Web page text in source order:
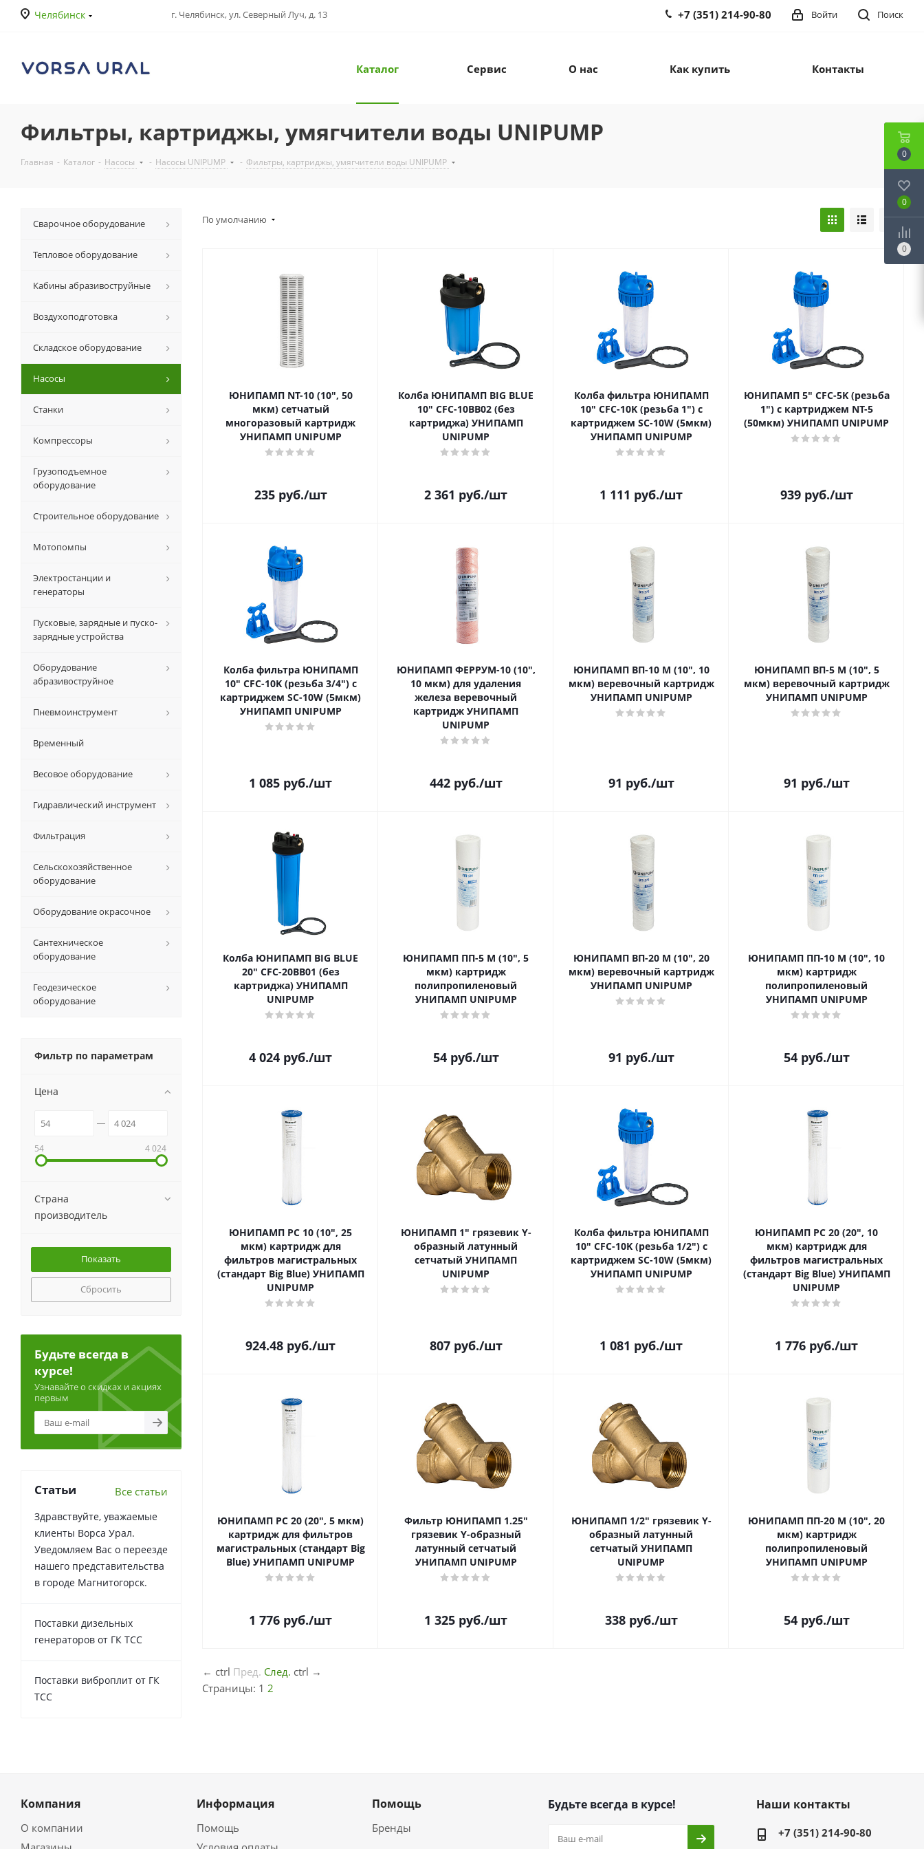
Челябинск г. Челябинск, ул. Северный Луч, д. 13 Поиск
Войти
+7 (351) 214-90-80
Каталог Сервис О нас Как купить Контакты
Фильтры, картриджы, умягчители воды UNIPUMP
Главная - Каталог - Насосы - Насосы UNIPUMP - Фильтры, картриджы, умягчители воды UNIPUMP
По умолчанию
ЮНИПАМП NT-10 (10", 50
мкм) сетчатый
многоразовый картридж
УНИПАМП UNIPUMP
235руб./шт
Колба ЮНИПАМП BIG BLUE
10" CFC-10BB02 (без
картриджа) УНИПАМП
UNIPUMP
2 361 руб./шт
Колба фильтра ЮНИПАМП
10" CFC-10K (резьба 1") с
картриджем SC-10W (5мкм)
УНИПАМП UNIPUMP
1 111 руб./шт
ЮНИПАМП 5" CFC-5K (резьба
1") с картриджем NT-5
(50мкм) УНИПАМП UNIPUMP
939руб./шт
Колба фильтра ЮНИПАМП
10" CFC-10K (резьба 3/4") с
картриджем SC-10W (5мкм)
УНИПАМП UNIPUMP
1 085 руб./шт
ЮНИПАМП ФЕРРУМ-10 (10",
10 мкм) для удаления
железа веревочный
картридж УНИПАМП
UNIPUMP
442руб./шт
ЮНИПАМП ВП-10 М (10", 10
мкм) веревочный картридж
УНИПАМП UNIPUMP
91 руб./шт
ЮНИПАМП ВП-5 М (10", 5
мкм) веревочный картридж
УНИПАМП UNIPUMP
91 руб./шт
Колба ЮНИПАМП BIG BLUE
20" CFC-20BB01 (без
картриджа) УНИПАМП
UNIPUMP
4 024 руб./шт
ЮНИПАМП ПП-5 М (10", 5
мкм) картридж
полипропиленовый
УНИПАМП UNIPUMP
54руб./шт
ЮНИПАМП ВП-20 М (10", 20
мкм) веревочный картридж
УНИПАМП UNIPUMP
91 руб./шт
ЮНИПАМП ПП-10 М (10", 10
мкм) картридж
полипропиленовый
УНИПАМП UNIPUMP
54руб./шт
ЮНИПАМП PC 10 (10", 25
мкм) картридж для
фильтров магистральных
(стандарт Big Blue) УНИПАМП
UNIPUMP
924.48 руб./шт
ЮНИПАМП 1" грязевик Y-
образный латунный
сетчатый УНИПАМП
UNIPUMP
807руб./шт
Колба фильтра ЮНИПАМП
10" CFC-10K (резьба 1/2") с
картриджем SC-10W (5мкм)
УНИПАМП UNIPUMP
1 081 руб./шт
ЮНИПАМП PC 20 (20", 10
мкм) картридж для
фильтров магистральных
(стандарт Big Blue) УНИПАМП
UNIPUMP
1 776 руб./шт
ЮНИПАМП PC 20 (20", 5 мкм)
картридж для фильтров
магистральных (стандарт Big
Blue) УНИПАМП UNIPUMP
1 776 руб./шт
Фильтр ЮНИПАМП 1.25"
грязевик Y-образный
латунный сетчатый
УНИПАМП UNIPUMP
1 325 руб./шт
ЮНИПАМП 1/2" грязевик Y-
образный латунный
сетчатый УНИПАМП
UNIPUMP
338руб./шт
ЮНИПАМП ПП-20 М (10", 20
мкм) картридж
полипропиленовый
УНИПАМП UNIPUMP
54руб./шт
← ctrl Пред. След. ctrl →
Страницы: 1 2
Сварочное оборудование
Тепловое оборудование
Кабины абразивоструйные
Воздухоподготовка
Складское оборудование
Насосы
Станки
Компрессоры
Грузоподъемное
оборудование
Строительное оборудование
Мотопомпы
Электростанции и
генераторы
Пусковые, зарядные и пуско-
зарядные устройства
Оборудование
абразивоструйное
Пневмоинструмент
Временный
Весовое оборудование
Гидравлический инструмент
Фильтрация
Сельскохозяйственное
оборудование
Оборудование окрасочное
Сантехническое
оборудование
Геодезическое
оборудование
Фильтр по параметрам
Цена
54 4 024
Страна
производитель
Сбросить
Будьте всегда в
курсе!
Узнавайте о скидках и акциях
первым
Статьи Все статьи
Здравствуйте, уважаемые
клиенты Ворса Урал.
Уведомляем Вас о переезде
нашего представительства
в городе Магнитогорск.
Поставки дизельных
генераторов от ГК ТСС
Поставки виброплит от ГК
ТСС
Компания
О компании
Информация
Помощь
Помощь
Бренды
Будьте всегда в курсе! Наши контакты
+7 (351) 214-90-80
0
0
0